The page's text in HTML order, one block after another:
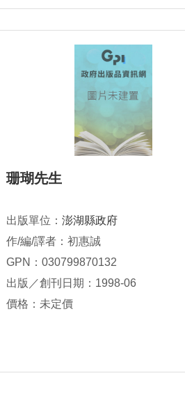
珊瑚先生
出版單位： 澎湖縣政府
作/編/譯者：初惠誠
GPN：030799870132
出版／創刊日期：1998-06
價格：未定價